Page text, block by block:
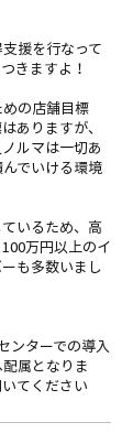
援を行なって
きますよ！
の店舗目標
ありますが、
ルマは一切あ
でいける環境
いるため、高
万円以上のイ
も多数いまし
ンターでの導入
属となりま
てください